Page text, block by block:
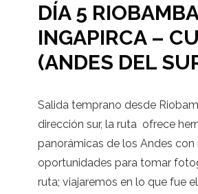
DÍA 5
INGAPIRCA –
(ANDES DEL
Salida temprano desde
dirección sur, la ruta ofrece
panorámicas de los Andes con
oportunidades para tomar
ruta; viajaremos en lo que fue